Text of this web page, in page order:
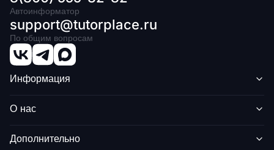
Автоинформатор
support@tutorplace.ru
По общим вопросам
Информация
О нас
Дополнительно